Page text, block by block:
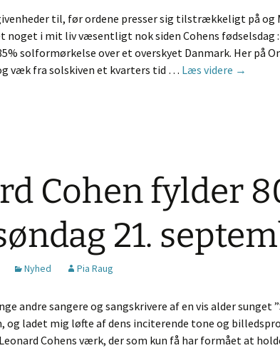
til, før ordene presser sig tilstrækkeligt på og
noget i mit liv væsentligt nok siden Cohens fødselsdag
solformørkelse over et overskyet Danmark. Her på
væk fra solskiven et kvarters tid … Læs videre Eclipse
→
Cohen fylder
21.
Nyhed Pia Raug
andre sangere og sangskrivere af en vis alder sunget
og ladet mig løfte af dens inciterende tone og
Cohens værk, der som kun få har formået at